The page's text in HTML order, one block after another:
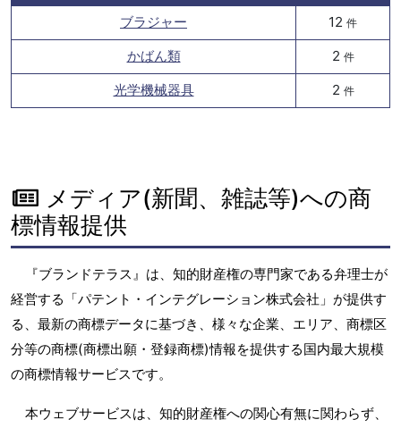
ブラジャー 12 件
かばん類 2 件
光学機械器具 2 件
メディア(新聞、雑誌等)への商
標情報提供
『ブランドテラス』は、知的財産権の専門家である弁理士が
経営する「パテント・インテグレーション株式会社」が提供す
る、最新の商標データに基づき、様々な企業、エリア、商標区
分等の商標(商標出願・登録商標)情報を提供する国内最大規模
の商標情報サービスです。
本ウェブサービスは、知的財産権への関心有無に関わらず、